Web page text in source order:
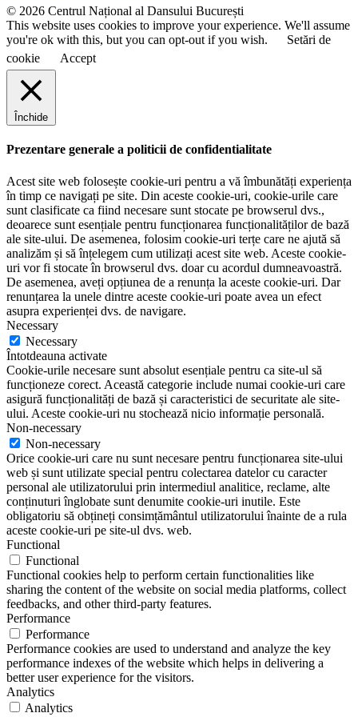
© 2026 Centrul Național al Dansului București
This website uses cookies to improve your experience. We'll assume
you're ok with this, but you can opt-out if you wish.
Setări de
cookie
Accept
Închide
Prezentare generale a politicii de confidentialitate
Acest site web folosește cookie-uri pentru a vă îmbunătăți experiența
în timp ce navigați pe site. Din aceste cookie-uri, cookie-urile care
sunt clasificate ca fiind necesare sunt stocate pe browserul dvs.,
deoarece sunt esențiale pentru funcționarea funcționalităților de bază
ale site-ului. De asemenea, folosim cookie-uri terțe care ne ajută să
analizăm și să înțelegem cum utilizați acest site web. Aceste cookie-
uri vor fi stocate în browserul dvs. doar cu acordul dumneavoastră.
De asemenea, aveți opțiunea de a renunța la aceste cookie-uri. Dar
renunțarea la unele dintre aceste cookie-uri poate avea un efect
asupra experienței dvs. de navigare.
Necessary
Necessary
Întotdeauna activate
Cookie-urile necesare sunt absolut esențiale pentru ca site-ul să
funcționeze corect. Această categorie include numai cookie-uri care
asigură funcționalități de bază și caracteristici de securitate ale site-
ului. Aceste cookie-uri nu stochează nicio informație personală.
Non-necessary
Non-necessary
Orice cookie-uri care nu sunt necesare pentru funcționarea site-ului
web și sunt utilizate special pentru colectarea datelor cu caracter
personal ale utilizatorului prin intermediul analitice, reclame, alte
conținuturi înglobate sunt denumite cookie-uri inutile. Este
obligatoriu să obțineți consimțământul utilizatorului înainte de a rula
aceste cookie-uri pe site-ul dvs. web.
Functional
Functional
Functional cookies help to perform certain functionalities like
sharing the content of the website on social media platforms, collect
feedbacks, and other third-party features.
Performance
Performance
Performance cookies are used to understand and analyze the key
performance indexes of the website which helps in delivering a
better user experience for the visitors.
Analytics
Analytics